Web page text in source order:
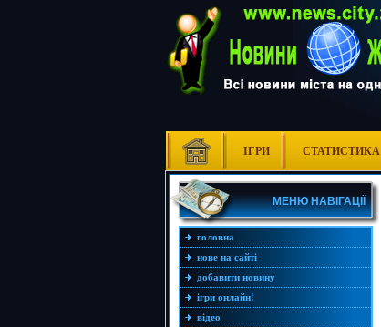
ІГРИ СТАТИСТИКА
МЕНЮ НАВІГАЦІЇ
головна
нове на сайті
добавити новину
ігри онлайн!
відео